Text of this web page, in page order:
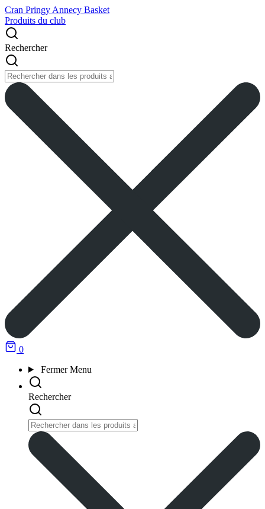
Cran Pringy Annecy Basket
Produits du club
Rechercher
0
Fermer Menu
Rechercher